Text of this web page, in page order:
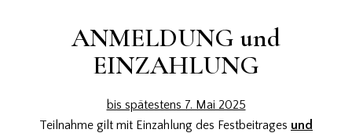
ANMELDUNG und
EINZAHLUNG
bis spätestens 7. Mai 2025
Teilnahme gilt mit Einzahlung des Festbeitrages und